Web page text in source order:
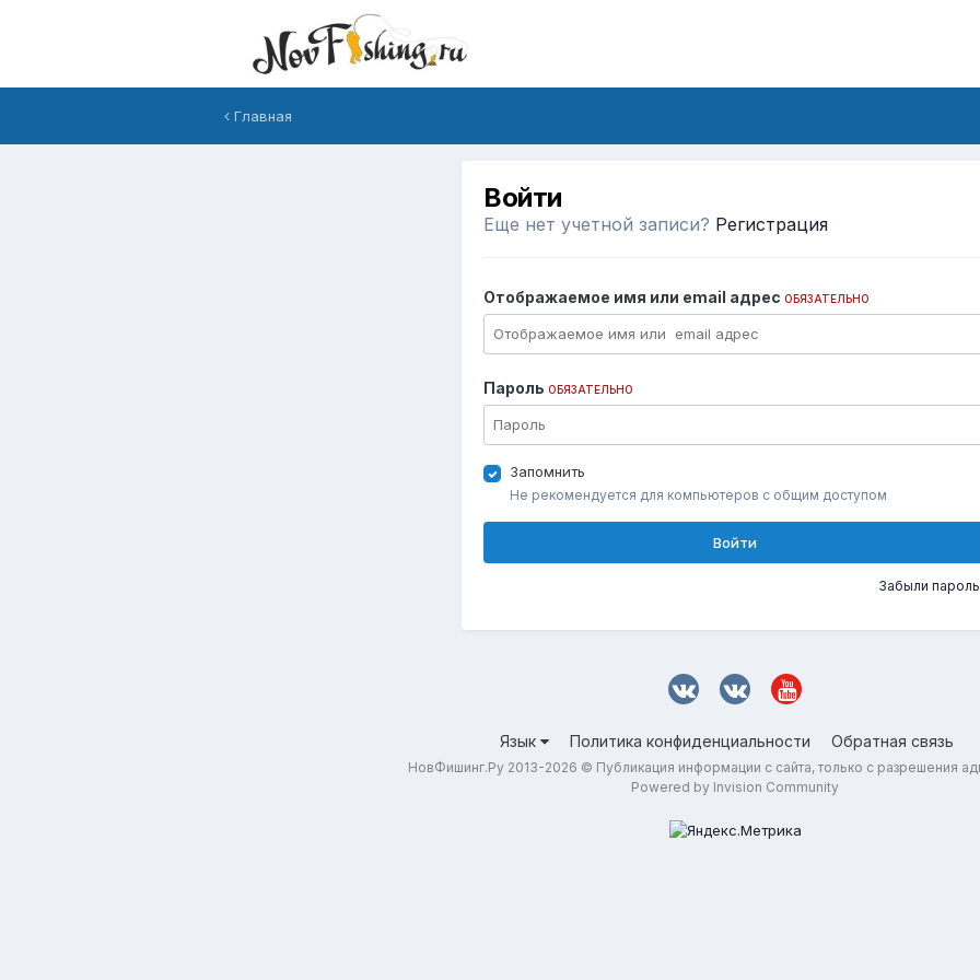
Главная
Войти
Еще нет учетной записи? Регистрация
Отображаемое имя или email адрес ОБЯЗАТЕЛЬНО
Пароль ОБЯЗАТЕЛЬНО
Запомнить
Не рекомендуется для компьютеров с общим доступом
Войти
Забыли
Язык Политика конфиденциальности Обратная связь
НовФишинг.Ру 2013-2026 © Публикация информации с сайта, только с разрешения
Powered by Invision Community